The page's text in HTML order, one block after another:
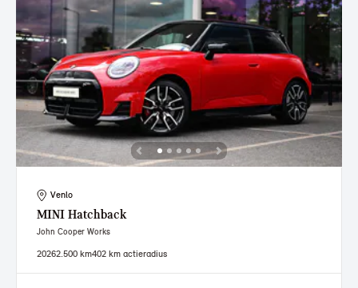
Venlo
MINI Hatchback
John Cooper Works
20262.500 km402 km actieradius